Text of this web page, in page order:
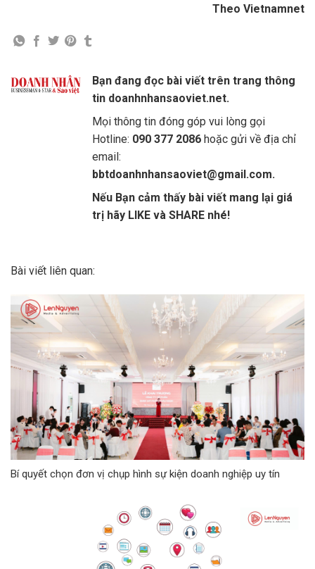
Theo Vietnamnet
Bạn đang đọc bài viết trên trang thông
tin doanhnhansaoviet.net.
Mọi thông tin đóng góp vui lòng gọi
Hotline: 090 377 2086 hoặc gửi về địa chỉ
email:
bbtdoanhnhansaoviet@gmail.com.
Nếu Bạn cảm thấy bài viết mang lại giá
trị hãy LIKE và SHARE nhé!
Bài viết liên quan:
Bí quyết chọn đơn vị chụp hình sự kiện doanh nghiệp uy tín